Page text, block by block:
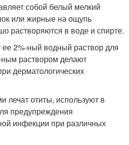
собой белый мелкий
или жирные на ощупь
растворяются в воде и спирте.
2%-ный водный раствор для
раствором делают
дерматологических
лечат отиты, используют в
предупреждения
инфекции при различных